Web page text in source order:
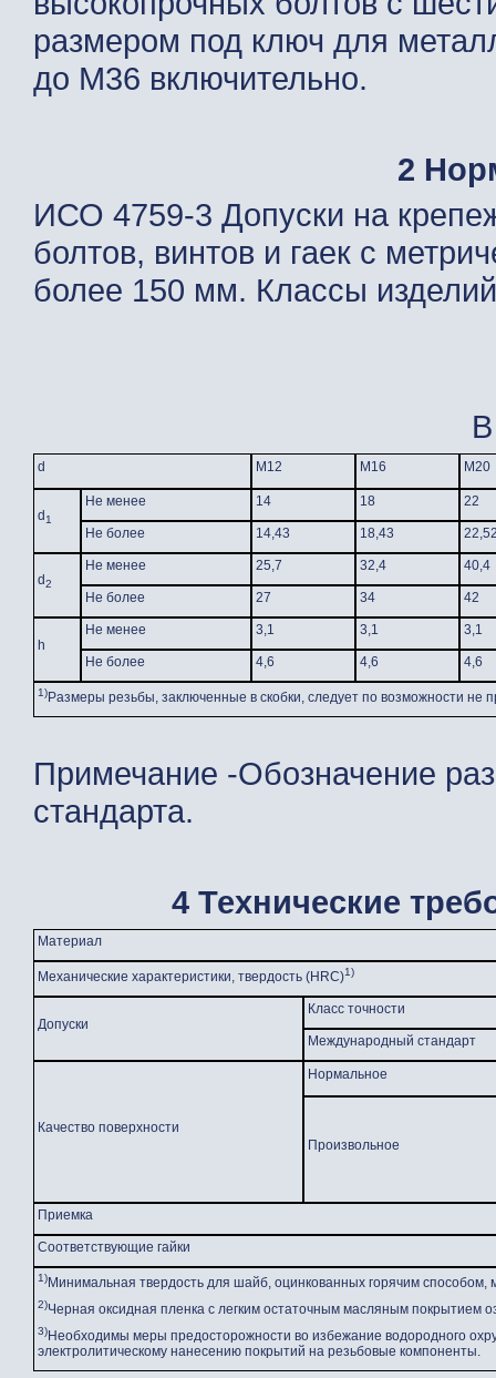
размером под ключ для
до М36 включительно.
2
ИСО 4759-3 Допуски на
болтов, винтов и гаек с
более 150 мм. Классы
d М12 М16 М20
d1
Не менее 14 18 22
Не более 14,43 18,43
d2
Не менее 25,7 32,4 40,4
Не более 27 34 42
h
Не менее 3,1 3,1 3,1
Не более 4,6 4,6 4,6
1)Размеры резьбы, заключенные в скобки, следует по возможности не
Примечание -Обозначение
стандарта.
4 Технические
Материал
Механические характеристики, твердость (HRC)1)
Допуски
Класс точности
Международный стандарт
Качество поверхности
Нормальное
Произвольное
Приемка
Соответствующие гайки
1)Минимальная твердость для шайб, оцинкованных горячим способом,
2)Черная оксидная пленка с легким остаточным масляным покрытием
3)Необходимы меры предосторожности во избежание водородного
электролитическому нанесению покрытий на резьбовые компоненты.